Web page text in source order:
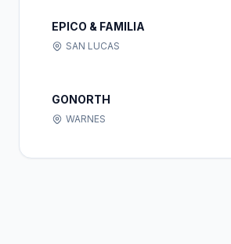
EPICO & FAMILIA
SAN LUCAS
GONORTH
WARNES